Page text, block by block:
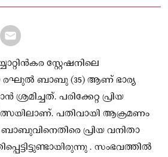
സ്റ്റേഷനിലെ
ബാബു (35) ആണ് ഭാര്യ
ശ്രമിച്ചത്. പരിക്കേറ്റ പ്രിയ
പതിവായി ആക്രമണം
പ്രിയ വനിതാ
. സംഭവത്തിൽ